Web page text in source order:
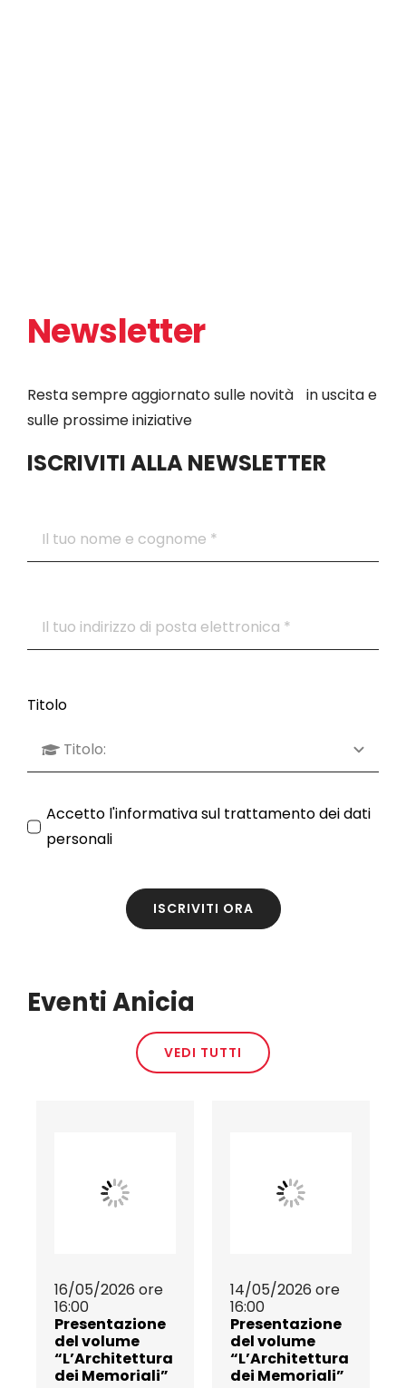
Newsletter
Resta sempre aggiornato sulle novità in uscita e
sulle prossime iniziative
ISCRIVITI ALLA NEWSLETTER
Titolo
Accetto l'informativa sul trattamento dei dati
personali
ISCRIVITI ORA
Eventi Anicia
VEDI TUTTI
16/05/2026 ore
16:00
Presentazione
del volume
“L’Architettura
dei Memoriali”
14/05/2026 ore
16:00
Presentazione
del volume
“L’Architettura
dei Memoriali”